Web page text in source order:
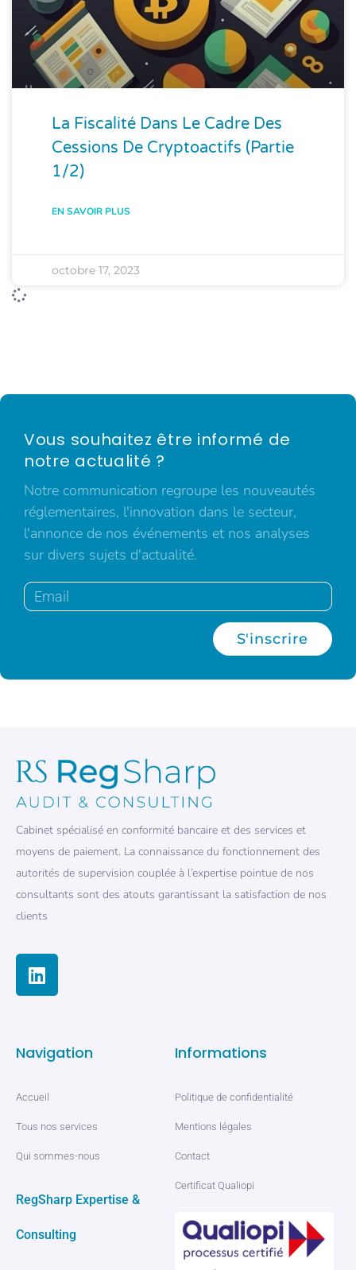
La Fiscalité Dans Le Cadre Des
Cessions De Cryptoactifs (partie
1/2)
EN SAVOIR PLUS
octobre 17, 2023
Vous souhaitez être informé de
notre actualité ?
Notre communication regroupe les nouveautés
réglementaires, l'innovation dans le secteur,
l'annonce de nos événements et nos analyses
sur divers sujets d'actualité.
S'inscrire
Cabinet spécialisé en conformité bancaire et des services et
moyens de paiement. La connaissance du fonctionnement des
autorités de supervision couplée à l’expertise pointue de nos
consultants sont des atouts garantissant la satisfaction de nos
clients
Navigation
Accueil
Tous nos services
Qui sommes-nous
RegSharp Expertise &
Consulting
Informations
Politique de confidentialité
Mentions légales
Contact
Certificat Qualiopi